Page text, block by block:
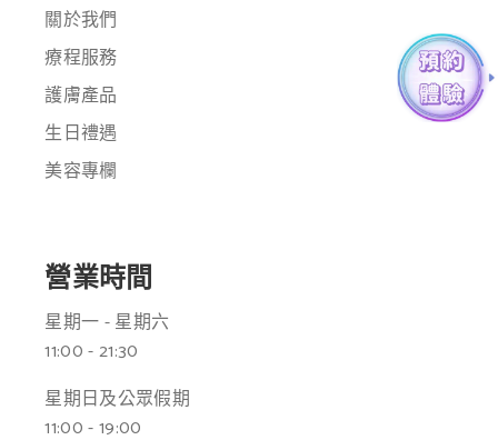
關於我們
療程服務
護膚產品
生日禮遇
美容專欄
營業時間
星期一 - 星期六
11:00 - 21:30
星期日及公眾假期
11:00 - 19:00